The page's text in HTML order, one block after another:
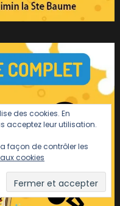
des cookies. En
acceptez leur utilisation.
façon de contrôler les
cookies